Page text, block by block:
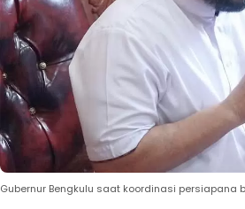
Gubernur Bengkulu saat koordinasi persiapana